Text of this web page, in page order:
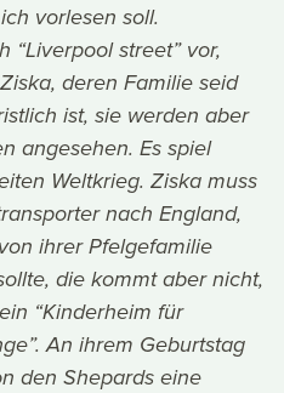
vorlesen soll.
“Liverpool street” vor,
deren Familie seid
ist, sie werden aber
angesehen. Es spiel
Weltkrieg. Ziska muss
nach England,
ihrer Pfelgefamilie
die kommt aber nicht,
“Kinderheim für
An ihrem Geburtstag
den Shepards eine